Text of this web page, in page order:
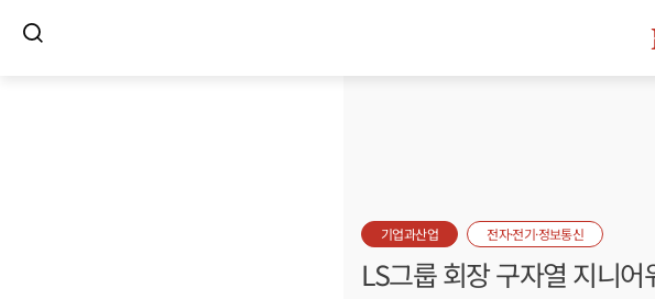
기업과산업 전자·전기·정보통신
LS그룹 회장 구자열 지니